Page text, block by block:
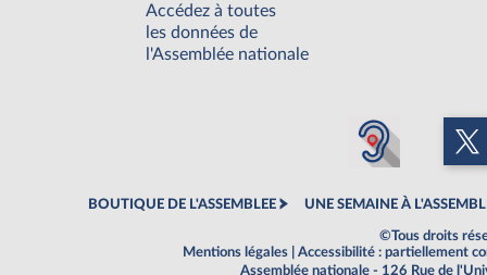
Accédez à toutes
les données de
l'Assemblée nationale
BOUTIQUE DE L'ASSEMBLEE UNE SEMAINE À
©Tous droits
Mentions légales
Accessibilité : partiellement
Assemblée nationale - 126 Rue de